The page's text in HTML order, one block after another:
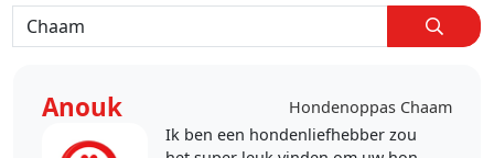
Anouk
Hondenoppas Chaam
Ik ben een hondenliefhebber zou